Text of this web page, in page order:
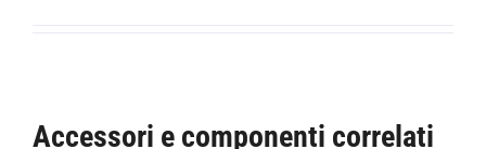
Accessori e componenti correlati